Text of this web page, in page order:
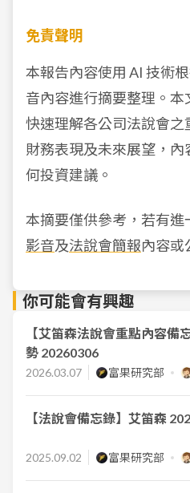
免責聲明
本報告內容使用 AI 技術
音內容進行摘要整理。
快速理解各公司法說會之
財務表現及未來展望，
何投資建議。
本摘要僅供參考，若有進
影音及法說會簡報內容或
你可能會有興趣
【艾笛森法說會重點內容備
勢 20260306
2026.03.07 富果研究部
【法說會備忘錄】艾笛森
2025.09.02 富果研究部